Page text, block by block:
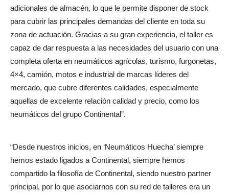
adicionales de almacén, lo que le permite disponer de stock
para cubrir las principales demandas del cliente en toda su
zona de actuación. Gracias a su gran experiencia, el taller es
capaz de dar respuesta a las necesidades del usuario con una
completa oferta en neumáticos agrícolas, turismo, furgonetas,
4×4, camión, motos e industrial de marcas líderes del
mercado, que cubre diferentes calidades, especialmente
aquellas de excelente relación calidad y precio, como los
neumáticos del grupo Continental”.
“Desde nuestros inicios, en ‘Neumáticos Huecha’ siempre
hemos estado ligados a Continental, siempre hemos
compartido la filosofía de Continental, siendo nuestro partner
principal, por lo que asociarnos con su red de talleres era un